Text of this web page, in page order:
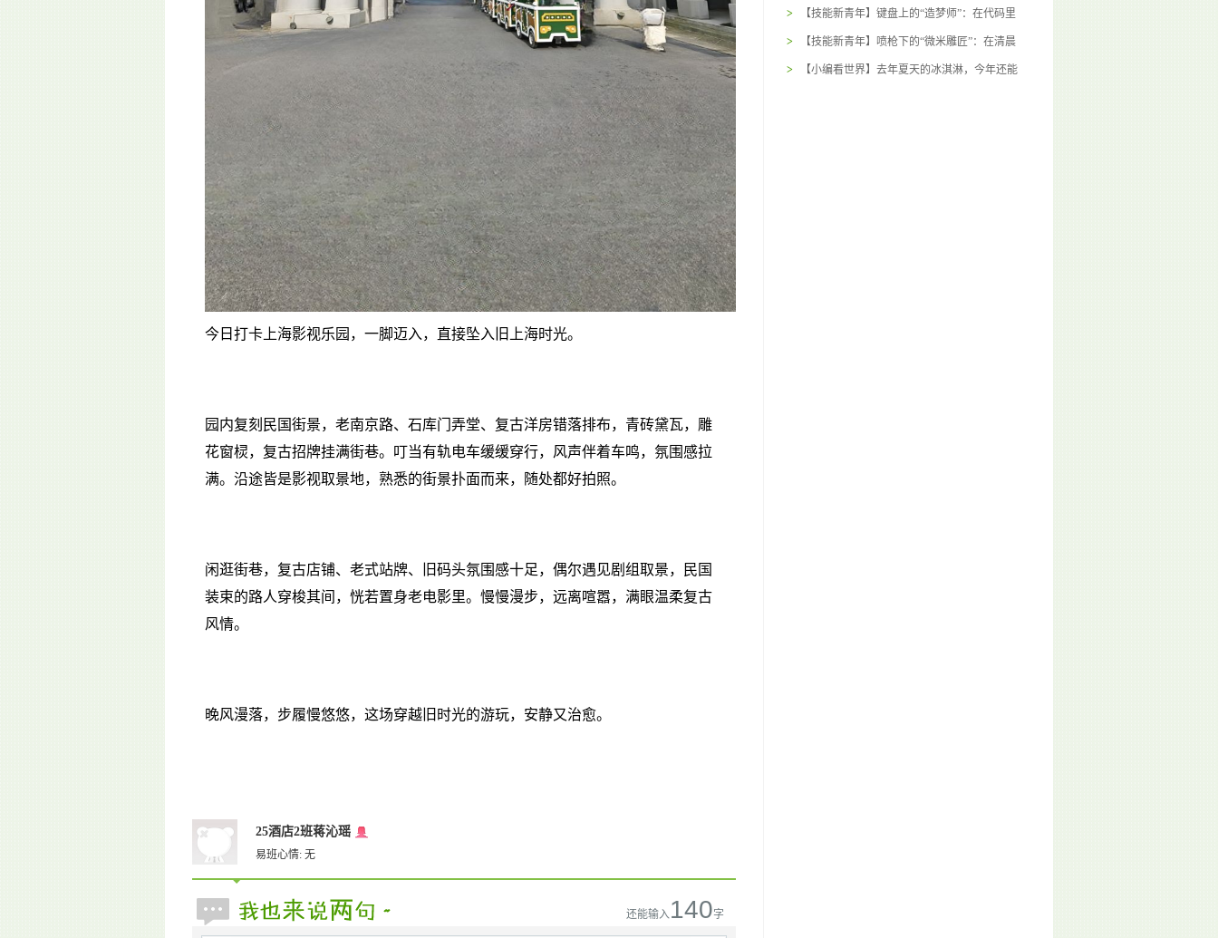
今日打卡上海影视乐园，一脚迈入，直接坠入旧上海时光。
园内复刻民国街景，老南京路、石库门弄堂、复古洋房错落排布，青砖黛瓦，雕
花窗棂，复古招牌挂满街巷。叮当有轨电车缓缓穿行，风声伴着车鸣，氛围感拉
满。沿途皆是影视取景地，熟悉的街景扑面而来，随处都好拍照。
闲逛街巷，复古店铺、老式站牌、旧码头氛围感十足，偶尔遇见剧组取景，民国
装束的路人穿梭其间，恍若置身老电影里。慢慢漫步，远离喧嚣，满眼温柔复古
风情。
晚风漫落，步履慢悠悠，这场穿越旧时光的游玩，安静又治愈。
25酒店2班蒋沁瑶
易班心情: 无
还能输入140字
(0回应)
>
【技能新青年】键盘上的“造梦师”：在代码里
找回自信的桃浦青年 (0回应)
>
【技能新青年】喷枪下的“微米雕匠”：在清晨
的微光中雕刻心性 (0回应)
>
【小编看世界】去年夏天的冰淇淋，今年还能